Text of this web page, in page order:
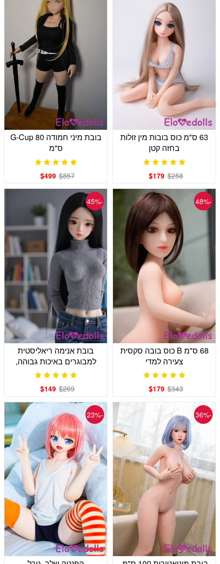
63 ס"מ כוס בובות מין זולות
בחזה קטן
$258
$179
בובת מיני חמודה G-Cup 80
ס"מ
$857
$499
-48%
68 ס"מ B כוס בובה סקסית
צעירה למדי
$343
$179
-45%
בובת אנימה ריאליסטית
למבוגרים באיכות גבוהה,
סוודר אפור
$269
$149
-36%
-23%